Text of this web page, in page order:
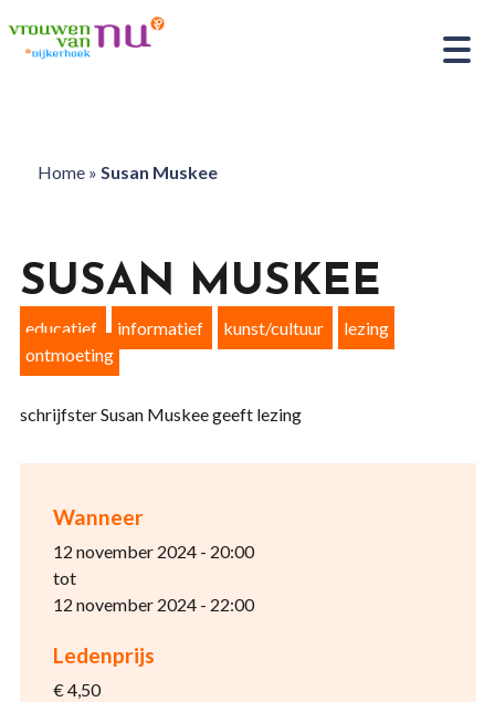
Home» Susan Muskee
Wanneer
12 november 2024 - 20:00
tot
12 november 2024 - 22:00
Ledenprijs
€ 4,50
SUSAN MUSKEE
educatief informatief kunst/cultuur
lezing
ontmoeting
schrijfster Susan Muskee geeft lezing